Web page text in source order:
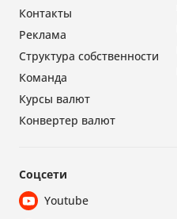
Контакты
Реклама
Структура собственности
Команда
Курсы валют
Конвертер валют
Соцсети
Youtube